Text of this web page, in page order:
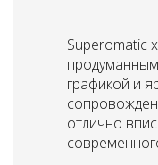
Superomatic
графикой и
отлично